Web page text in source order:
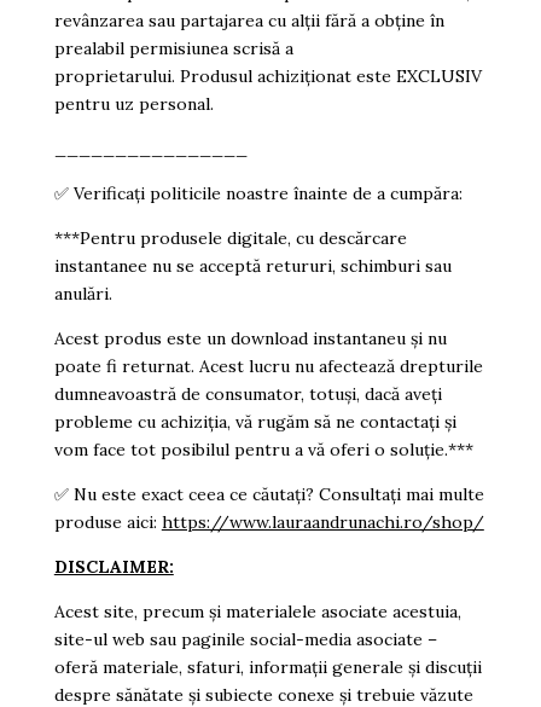
revânzarea sau partajarea cu alții fără a obține în
prealabil permisiunea scrisă a
proprietarului. Produsul achiziționat este EXCLUSIV
pentru uz personal.
✅Verificați politicile noastre înainte de a cumpăra:
***Pentru produsele digitale, cu descărcare
instantanee nu se acceptă retururi, schimburi sau
anulări.
Acest produs este un download instantaneu și nu
poate fi returnat. Acest lucru nu afectează drepturile
dumneavoastră de consumator, totuși, dacă aveți
probleme cu achiziția, vă rugăm să ne contactați și
vom face tot posibilul pentru a vă oferi o soluție.***
✅Nu este exact ceea ce căutați? Consultați mai multe
produse aici: https://www.lauraandrunachi.ro/shop/
DISCLAIMER:
Acest site, precum și materialele asociate acestuia,
site-ul web sau paginile social-media asociate –
oferă materiale, sfaturi, informații generale și discuții
despre sănătate și subiecte conexe și trebuie văzute